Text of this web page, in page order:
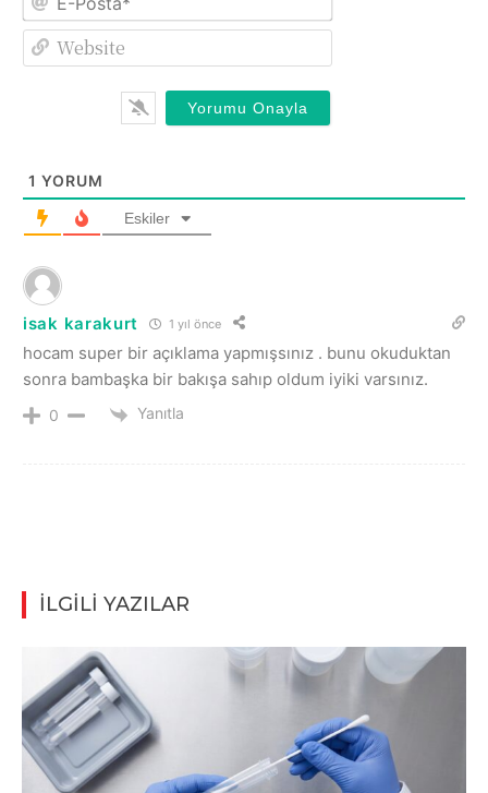
1 YORUM
Eskiler
isak karakurt 1 yıl önce
hocam super bir açıklama yapmışsınız . bunu okuduktan
sonra bambaşka bir bakışa sahıp oldum iyiki varsınız.
0 Yanıtla
İLGİLİ YAZILAR